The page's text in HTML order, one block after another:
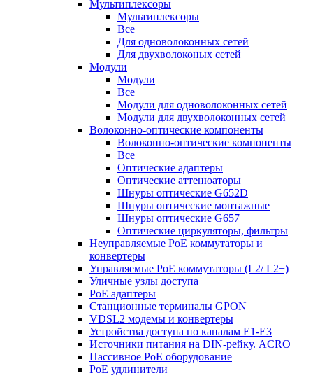
Мультиплексоры
Мультиплексоры
Все
Для одноволоконных сетей
Для двухволоконых сетей
Модули
Модули
Все
Модули для одноволоконных сетей
Модули для двухволоконных сетей
Волоконно-оптические компоненты
Волоконно-оптические компоненты
Все
Оптические адаптеры
Оптические аттенюаторы
Шнуры оптические G652D
Шнуры оптические монтажные
Шнуры оптические G657
Оптические циркуляторы, фильтры
Неуправляемые PoE коммутаторы и
конвертеры
Управляемые PoE коммутаторы (L2/ L2+)
Уличные узлы доступа
PoE адаптеры
Станционные терминалы GPON
VDSL2 модемы и конвертеры
Устройства доступа по каналам E1-E3
Источники питания на DIN-рейку. ACRO
Пассивное PoE оборудование
PoE удлинители